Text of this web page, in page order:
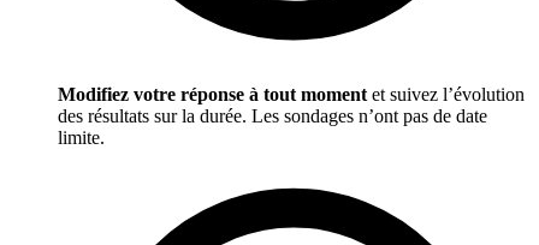
Modifiez votre réponse à tout moment et suivez l’évolution
des résultats sur la durée. Les sondages n’ont pas de date
limite.